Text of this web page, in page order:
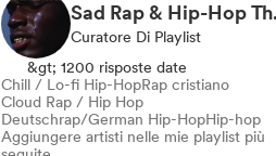
Sad
Curatore Di Playlist
&gt; 1200 risposte date
Chill / Lo-fi Hip-HopRap cristiano
Cloud Rap / Hip Hop
Deutschrap/German Hip-HopHip-hop
Aggiungere artisti nelle mie playlist più